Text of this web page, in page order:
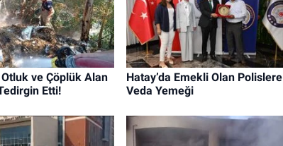
ve Çöplük Alan
Etti!
Hatay’da Emekli Olan Polislere
Veda Yemeği